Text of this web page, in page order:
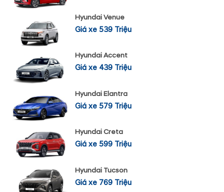
Hyundai Venue
Giá xe 539 Triệu
Hyundai Accent
Giá xe 439 Triệu
Hyundai Elantra
Giá xe 579 Triệu
Hyundai Creta
Giá xe 599 Triệu
Hyundai Tucson
Giá xe 769 Triệu